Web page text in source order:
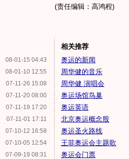
(责任编辑：高鸿程)
08-01-15 04:43
08-01-10 12:55
07-11-26 15:08
07-11-20 08:00
07-11-19 17:20
07-11-01 17:11
07-10-12 16:58
07-10-05 12:54
07-09-19 08:31
相关推荐
奥运的新闻
周华健的音乐
周华健 演唱会
奥运场馆鸟巢
奥运英语
北京奥运概念股
奥运圣火路线
王菲奥运会主题歌
奥运会门票